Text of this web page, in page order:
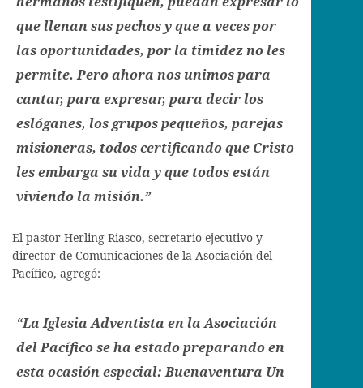
que llenan sus pechos y que a veces por
las oportunidades, por la timidez no les
permite. Pero ahora nos unimos para
cantar, para expresar, para decir los
eslóganes, los grupos pequeños, parejas
misioneras, todos certificando que Cristo
les embarga su vida y que todos están
viviendo la misión.”
El pastor Herling Riasco, secretario ejecutivo y
director de Comunicaciones de la Asociación del
Pacífico, agregó:
“La Iglesia Adventista en la Asociación
del Pacífico se ha estado preparando en
esta ocasión especial: Buenaventura Un